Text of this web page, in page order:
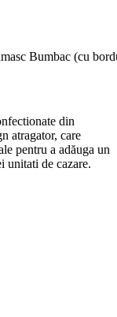
Bumbac (cu
ectionate din
atragator, care
pentru a adăuga un
unitati de cazare.